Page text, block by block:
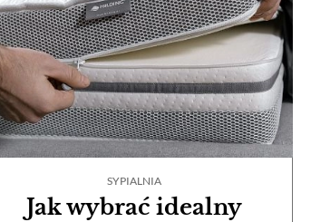
SYPIALNIA
Jak wybrać idealny